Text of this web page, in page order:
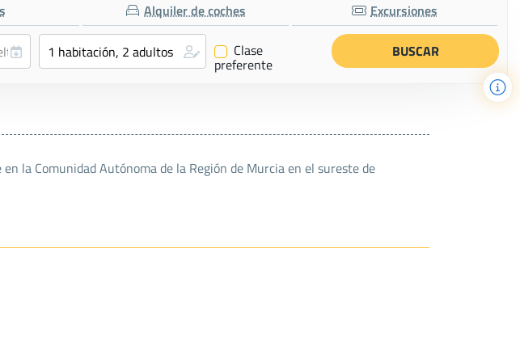
Alquiler de coches Excursiones
✔ Clase
preferente
la Comunidad Autónoma de la Región de Murcia en el sureste de